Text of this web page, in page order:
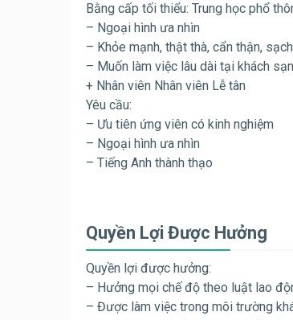
Bằng cấp tối thiểu: Trung học phổ
– Ngoại hình ưa nhìn
– Khỏe mạnh, thật thà, cẩn thận,
– Muốn làm việc lâu dài tại khách
+ Nhân viên Nhân viên Lễ tân
Yêu cầu:
– Ưu tiên ứng viên có kinh nghiệm
– Ngoại hình ưa nhìn
– Tiếng Anh thành thạo
Quyền Lợi Được Hưởng
Quyền lợi được hưởng:
– Hưởng mọi chế độ theo luật lao
– Được làm việc trong môi trường